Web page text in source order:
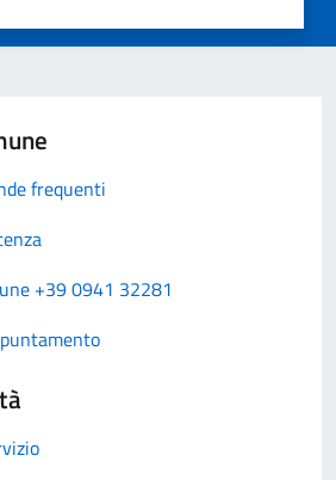
frequenti
+39 0941 32281